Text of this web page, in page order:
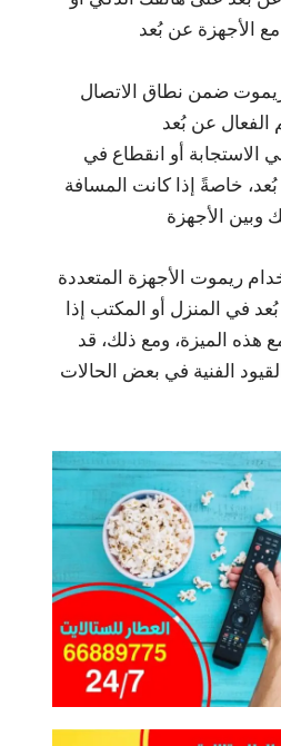
مع الأجهزة عن بُعد
ضمن نطاق الاتصال
الفعال عن بُعد
الاستجابة أو انقطاع في
خاصةً إذا كانت المسافة
وبين الأجهزة
ريموت الأجهزة المتعددة
في المنزل أو المكتب إذا
هذه الميزة، ومع ذلك، قد
الفنية في بعض الحالات